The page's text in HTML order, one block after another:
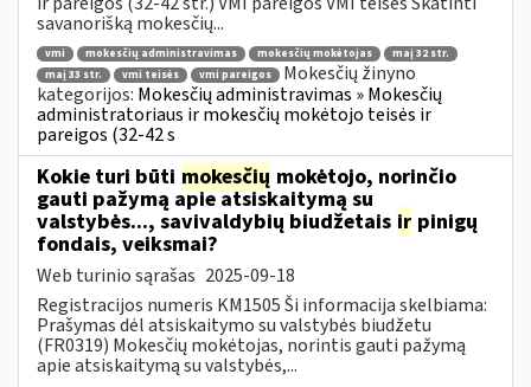
savanorišką mokesčių...
vmi mokesčių administravimas mokesčių mokėtojas
maį 32 str.
maį 33 str.
vmi teisės vmi pareigos
Mokesčių žinyno
kategorijos: Mokesčių administravimas » Mokesčių
administratoriaus ir mokesčių mokėtojo teisės ir
pareigos (32-42 s
Kokie turi būti mokesčių mokėtojo, norinčio
gauti pažymą apie atsiskaitymą su
valstybės..., savivaldybių biudžetais ir pinigų
fondais, veiksmai?
Web turinio sąrašas 2025-09-18
Registracijos numeris KM1505 Ši informacija skelbiama:
Prašymas dėl atsiskaitymo su valstybės biudžetu
(FR0319) Mokesčių mokėtojas, norintis gauti pažymą
apie atsiskaitymą su valstybės,...